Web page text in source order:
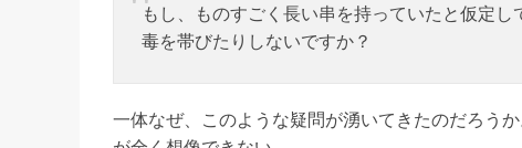
もし、ものすごく長い串を持っていたと仮定し
毒を帯びたりしないですか？
一体なぜ、このような疑問が湧いてきたのだろう